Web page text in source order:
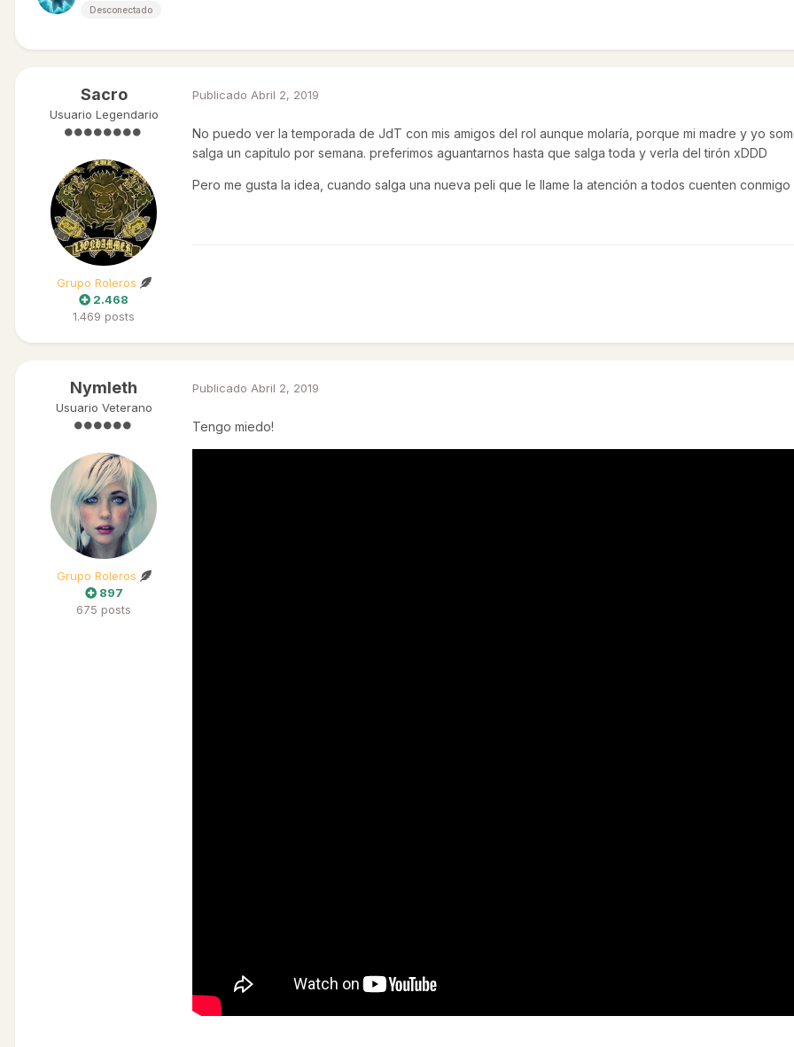
Desconectado
Sacro
Usuario Legendario
Grupo Roleros
2.468
1.469 posts
Publicado Abril 2, 2019
No puedo ver la temporada de JdT con mis amigos del rol aunque molaría, porque mi madre y yo
salga un capitulo por semana. preferimos aguantarnos hasta que salga toda y verla del tirón xDDD
Pero me gusta la idea, cuando salga una nueva peli que le llame la atención a todos cuenten conmigo
Nymleth
Usuario Veterano
Grupo Roleros
897
675 posts
Publicado Abril 2, 2019
Tengo miedo!